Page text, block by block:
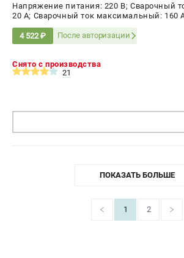
Напряжение питания: 220 В; Сварочный
20 А; Сварочный ток максимальный: 160
Мощность: 4.62 кВт
4 522 ₽ После авторизации
Снято с производства
21
1 2
ПОКАЗАТЬ БОЛЬШЕ